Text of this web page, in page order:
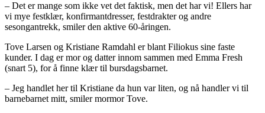
– Det er mange som ikke vet det faktisk, men det har vi! Ellers har
vi mye festklær, konfirmantdresser, festdrakter og andre
sesongantrekk, smiler den aktive 60-åringen.
Tove Larsen og Kristiane Ramdahl er blant Filiokus sine faste
kunder. I dag er mor og datter innom sammen med Emma Fresh
(snart 5), for å finne klær til bursdagsbarnet.
– Jeg handlet her til Kristiane da hun var liten, og nå handler vi til
barnebarnet mitt, smiler mormor Tove.